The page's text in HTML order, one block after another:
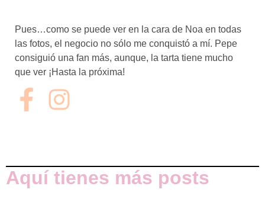
Pues…como se puede ver en la cara de Noa en todas
las fotos, el negocio no sólo me conquistó a mí. Pepe
consiguió una fan más, aunque, la tarta tiene mucho
que ver ¡Hasta la próxima!
Aquí tienes más posts